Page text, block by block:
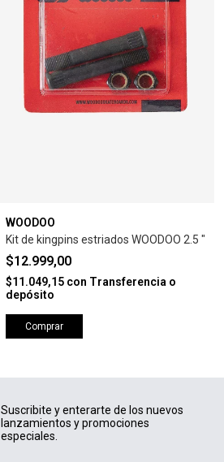
WOODOO
Kit de kingpins estriados WOODOO 2.5 "
$12.999,00
$11.049,15 con Transferencia o
depósito
Comprar
Suscribite y enterarte de los nuevos
lanzamientos y promociones
especiales.